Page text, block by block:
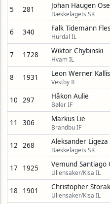
5 281 Johan Haugen
Bækkelagets SK
6 340 Falk Tidemann
Hurdal IL
7 1728 Wiktor Chybinski
Hvam IL
8 1931 Leon Werner
Vestby IL
10 297 Håkon Aulie
Bøler IF
11 306 Markus Lie
Brandbu IF
12 268 Aleksander Ligeza
Bækkelagets SK
17 1925 Vemund Santiago
Ullensaker/Kisa IL
18 1901 Christopher
Ullensaker/Kisa IL